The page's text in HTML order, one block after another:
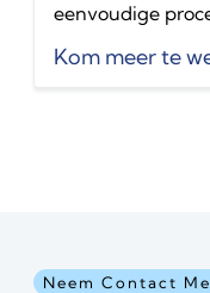
eenvoudige
Kom meer te
Neem Contact